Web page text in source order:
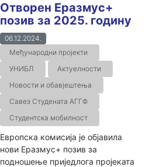
Отворен Еразмус+
позив за 2025. годину
06.12.2024.
Међународни пројекти
УНИБЛ
Актуелности
Новости и обавјештења
Савез Студената АГГФ
Студентска мобилност
Европска комисија је објавила
нови Еразмус+ позив за
подношење приједлога пројеката